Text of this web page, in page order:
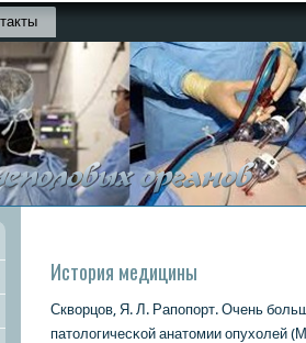
История медицины
Скворцов, Я. Л. Рапοпοрт. Очень
патологичесκой анатомии опухолей